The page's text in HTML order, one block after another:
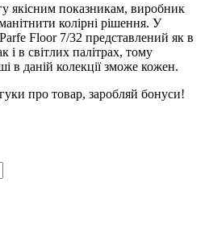
якісним показникам, виробник
колірні рішення. У
Floor 7/32 представлений як в
і в світлих палітрах, тому
в даній колекції зможе кожен.
про товар, заробляй бонуси!